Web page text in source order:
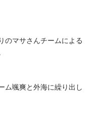
のマサさんチームによる
ム颯爽と外海に繰り出し